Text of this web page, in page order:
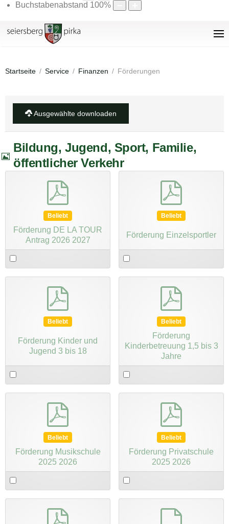
Buchstabenabstand 100%
Startseite Service Finanzen Förderungen
Ausgewählte downloaden
B
i
Bildung, Jugend, Sport, Familie,
öffentlicher Verkehr
Beliebt
Förderung DE LA TOUR
Antrag 2026 2027
Select
an
Beliebt
Förderung Einzelsportler
Select
an
Beliebt
Förderung Kinder und
Jugend 3 bis 18
Select
an
Beliebt
Förderung
Kinderbetreuung 1,5 bis 3
Jahre
Select
an
Beliebt
Förderung Musikschule
2025 2026
Select
an
Beliebt
Förderung Privatschule
2025 2026
Select
an